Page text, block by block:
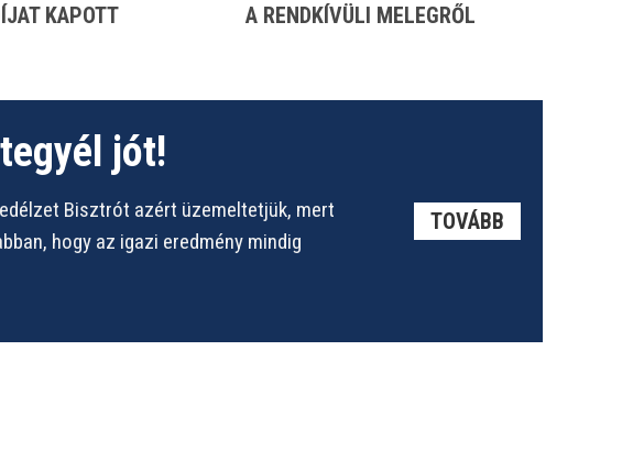
KAPOTT
A RENDKÍVÜLI MELEGRŐL
jót!
Bisztrót azért üzemeltetjük, mert
hogy az igazi eredmény mindig
TOVÁBB